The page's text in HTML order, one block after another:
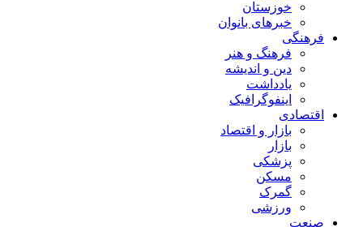
خوزستان
خبرهای بانوان
فرهنگی
فرهنگ و هنر
دین و اندیشه
یادداشت
اینفوگرافیک
اقتصادی
بازار و اقتصاد
بازار
پزشکی
مسکن
گمرک
ورزشی
صنعت